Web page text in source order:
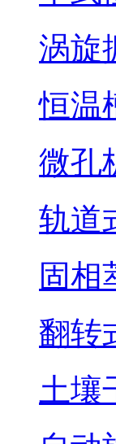
涡旋
恒温
微孔
轨道
固相
翻转
土壤